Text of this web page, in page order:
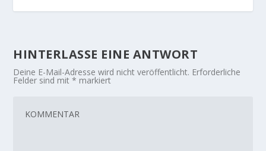
HINTERLASSE EINE ANTWORT
Deine E-Mail-Adresse wird nicht veröffentlicht. Erforderliche
Felder sind mit* markiert